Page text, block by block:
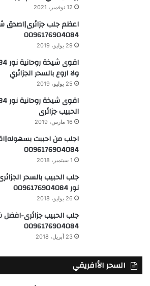
12 نوفمبر، 2021
اعظم جلب جزائرى|اصدق
0096176904084
29 يوليو، 2019
ولا اروع بالسحر الجزائري
25 يوليو، 2019
الحبيب جزائرى
16 مارس، 2019
اجلب من احببت
0096176904084
1 سبتمبر، 2018
جلب الحبيب بالسحر
نور 0096176904084
26 يوليو، 2018
جلب الحبيب جزائرى-افضل
0096176904084
23 أبريل، 2018
السحر الأافريقي